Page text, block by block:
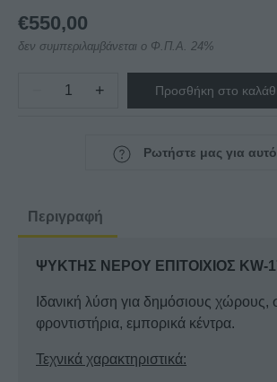
€550,00
δεν συμπεριλαμβάνεται ο Φ.Π.Α. 24%
ΨΥΚΤΗΣ
ποσότητα
+ Προσθήκη στο
Ρωτήστε μας για
Περιγραφή
ΨΥΚΤΗΣ ΝΕΡΟΥ ΕΠΙΤΟΙΧΙΟΣ KW-
Ιδανική λύση για δημόσιους χώρους,
φροντιστήρια, εμπορικά κέντρα.
Τεχνικά χαρακτηριστικά: